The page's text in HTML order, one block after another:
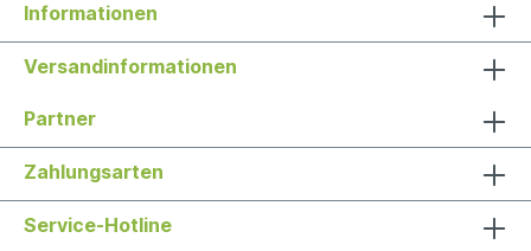
Informationen
Versandinformationen
Partner
Zahlungsarten
Service-Hotline